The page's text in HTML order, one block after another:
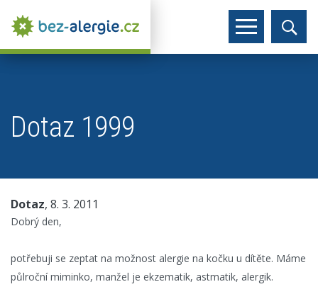
Dotaz 1999
Dotaz, 8. 3. 2011
Dobrý den,
potřebuji se zeptat na možnost alergie na kočku u dítěte. Máme
půlroční miminko, manžel je ekzematik, astmatik, alergik.